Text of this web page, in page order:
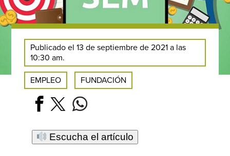
Publicado el 13 de septiembre de 2021 a las
10:30 am.
EMPLEO FUNDACIÓN
Escucha el artículo